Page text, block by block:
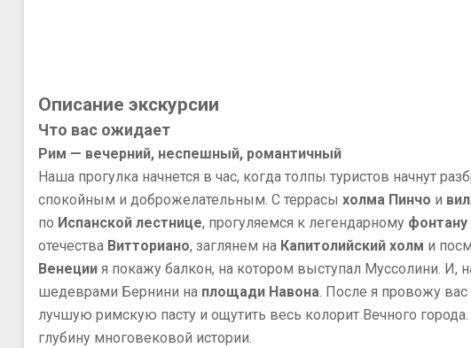
Описание экскурсии
Что вас ожидает
Рим — вечерний, неспешный, романтичный
Наша прогулка начнется в час, когда толпы туристов начнут
спокойным и доброжелательным. С террасы холма Пинчо и
по Испанской лестнице, прогуляемся к легендарному фонтану
отечества Витториано, заглянем на Капитолийский холм и
Венеции я покажу балкон, на котором выступал Муссолини. И,
шедеврами Бернини на площади Навона. После я провожу
лучшую римскую пасту и ощутить весь колорит Вечного
глубину многовековой истории.